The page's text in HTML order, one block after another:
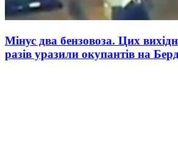
Мінус два бензовоза. Цих
разів уразили окупантів на